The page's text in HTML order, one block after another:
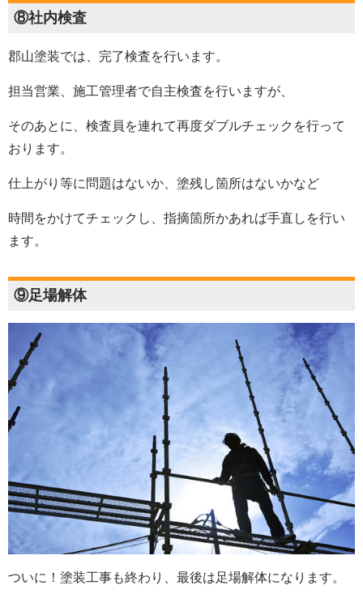
⑧社内検査
郡山塗装では、完了検査を行います。
担当営業、施工管理者で自主検査を行いますが、
そのあとに、検査員を連れて再度ダブルチェックを行って
おります。
仕上がり等に問題はないか、塗残し箇所はないかなど
時間をかけてチェックし、指摘箇所かあれば手直しを行い
ます。
⑨足場解体
ついに！塗装工事も終わり、最後は足場解体になります。